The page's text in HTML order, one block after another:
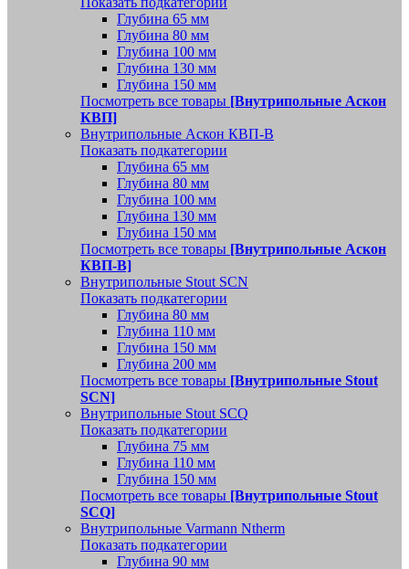
Глубина 65 мм
Глубина 80 мм
Глубина 100 мм
Глубина 130 мм
Глубина 150 мм
Посмотреть все товары [Внутрипольные Аскон
КВП]
Внутрипольные Аскон КВП-В
Показать подкатегории
Глубина 65 мм
Глубина 80 мм
Глубина 100 мм
Глубина 130 мм
Глубина 150 мм
Посмотреть все товары [Внутрипольные Аскон
КВП-В]
Внутрипольные Stout SCN
Показать подкатегории
Глубина 80 мм
Глубина 110 мм
Глубина 150 мм
Глубина 200 мм
Посмотреть все товары [Внутрипольные Stout
SCN]
Внутрипольные Stout SCQ
Показать подкатегории
Глубина 75 мм
Глубина 110 мм
Глубина 150 мм
Посмотреть все товары [Внутрипольные Stout
SCQ]
Внутрипольные Varmann Ntherm
Показать подкатегории
Глубина 90 мм